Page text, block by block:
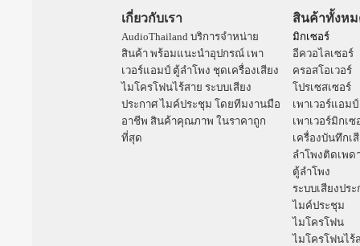
เกี่ยวกับเรา
AudioThailand บริการจำหน่าย
สินค้า พร้อมแนะนำอุปกรณ์ เพา
เวอร์แอมป์ ตู้ลำโพง ชุดเครื่องเสียง
ไมโครโฟนไร้สาย ระบบเสียง
ประกาศ ไมค์ประชุม โดยทีมงานมือ
อาชีพ สินค้าคุณภาพ ในราคาถูก
ที่สุด
สินค้าทั้งห
มิกเซอร์
อีควอไลเซอร์
ครอสโอเวอร์
โปรเซสเซอร์
เพาเวอร์แอมป์
เพาเวอร์มิกเซ
เครื่องบันทึกเ
ลำโพงติดเพด
ตู้ลำโพง
ระบบเสียงประ
ไมค์ประชุม
ไมโครโฟน
ไมโครโฟนไร้